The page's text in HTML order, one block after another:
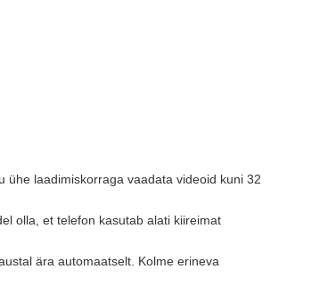
ühe laadimiskorraga vaadata videoid kuni 32
olla, et telefon kasutab alati kiireimat
ära automaatselt. Kolme erineva